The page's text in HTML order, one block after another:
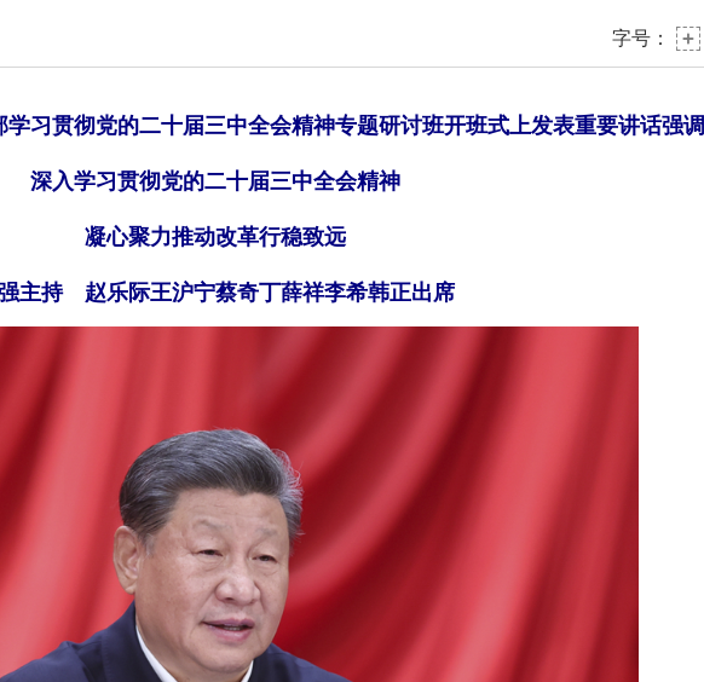
字号：
习贯彻党的二十届三中全会精神专题研讨班开班式上发表重要讲话强调
深入学习贯彻党的二十届三中全会精神
凝心聚力推动改革行稳致远
主持 赵乐际王沪宁蔡奇丁薛祥李希韩正出席